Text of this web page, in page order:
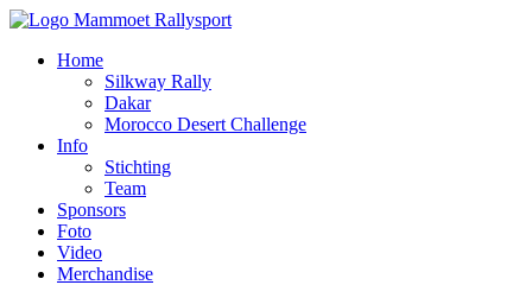
Home
Silkway Rally
Dakar
Morocco Desert Challenge
Info
Stichting
Team
Sponsors
Foto
Video
Merchandise